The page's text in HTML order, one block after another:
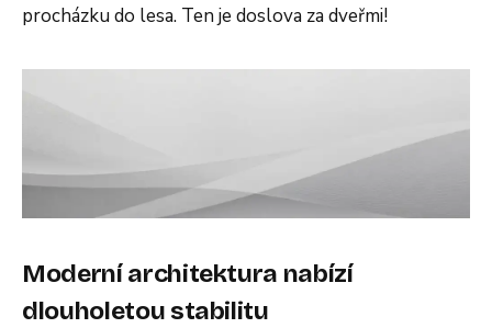
procházku do lesa. Ten je doslova za dveřmi!
Moderní architektura nabízí
dlouholetou stabilitu